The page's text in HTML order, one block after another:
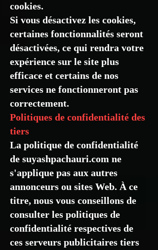
cookies.
Si vous désactivez les cookies,
certaines fonctionnalités seront
désactivées, ce qui rendra votre
expérience sur le site plus
efficace et certains de nos
services ne fonctionneront pas
correctement.
Politiques de confidentialité des
tiers
La politique de confidentialité
de suyashpachauri.com ne
s'applique pas aux autres
annonceurs ou sites Web. À ce
titre, nous vous conseillons de
consulter les politiques de
confidentialité respectives de
ces serveurs publicitaires tiers